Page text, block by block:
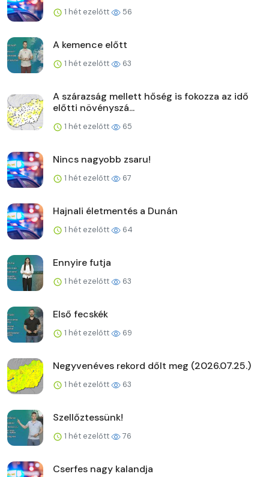
1 hét ezelőtt 56
A kemence előtt
1 hét ezelőtt 63
A szárazság mellett hőség is fokozza az idő
előtti növényszá...
1 hét ezelőtt 65
Nincs nagyobb zsaru!
1 hét ezelőtt 67
Hajnali életmentés a Dunán
1 hét ezelőtt 64
Ennyire futja
1 hét ezelőtt 63
Első fecskék
1 hét ezelőtt 69
Negyvenéves rekord dőlt meg (2026.07.25.)
1 hét ezelőtt 63
Szellőztessünk!
1 hét ezelőtt 76
Cserfes nagy kalandja